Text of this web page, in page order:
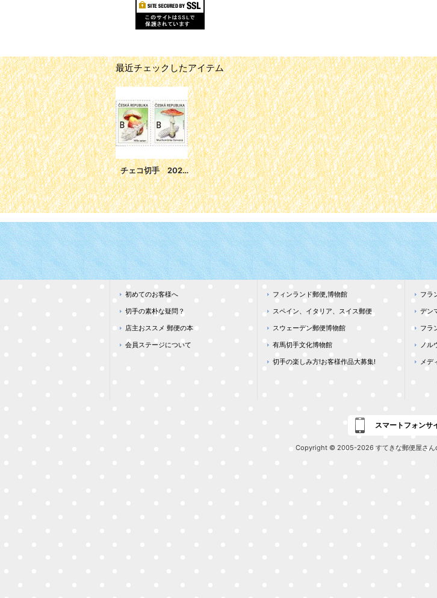
最近チェックしたアイテム
チェコ切手 2020年 毒 キノコ ベニテングタケ 2種
初めてのお客様へ
切手の素朴な疑問？
店主おススメ 郵便の本
会員ステージについて
フィンランド郵便,博物館
スペイン、イタリア、スイス郵便
スウェーデン郵便博物館
有馬切手文化博物館
切手の楽しみ方!お客様作品大募集!
フラ
デン
フラ
ノル
メデ
スマートフォンサ
Copyright © 2005-2026 すてきな郵便屋さん